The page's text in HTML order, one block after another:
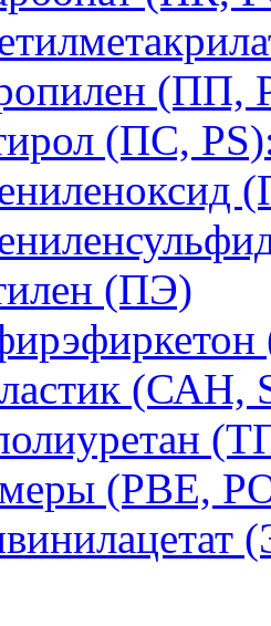
(ПП,
(ПС,
(ПЭ)
(САН,
(PBE,